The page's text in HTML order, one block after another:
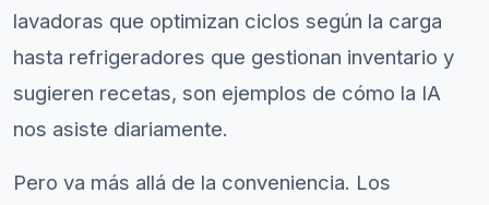
lavadoras que optimizan ciclos según la carga
hasta refrigeradores que gestionan inventario y
sugieren recetas, son ejemplos de cómo la IA
nos asiste diariamente.
Pero va más allá de la conveniencia. Los